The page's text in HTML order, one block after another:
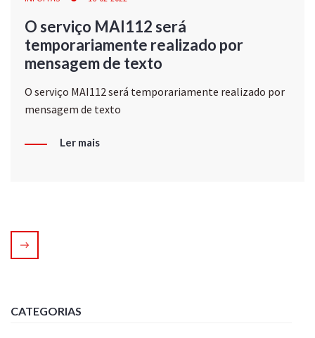
O serviço MAI112 será
temporariamente realizado por
mensagem de texto
O serviço MAI112 será temporariamente realizado por
mensagem de texto
Ler mais
CATEGORIAS